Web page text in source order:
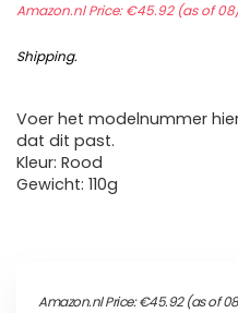
Amazon.nl Price:€45.92(as of
Shipping.
Voer het modelnummer
dat dit past.
Kleur: Rood
Gewicht: 110g
Amazon.nl Price:€45.92(as of